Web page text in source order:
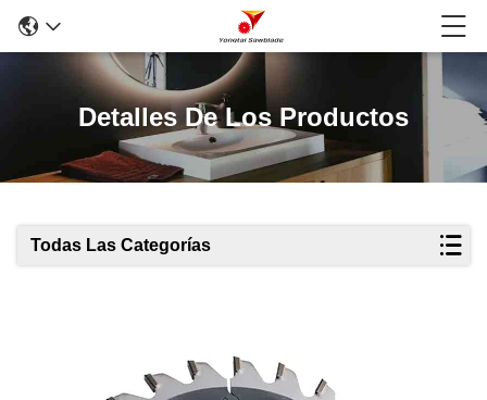
Detalles De Los Productos
Todas Las Categorías